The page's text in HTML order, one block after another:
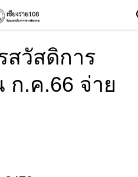
สวัสดิการ
ก.ค.66 จ่าย